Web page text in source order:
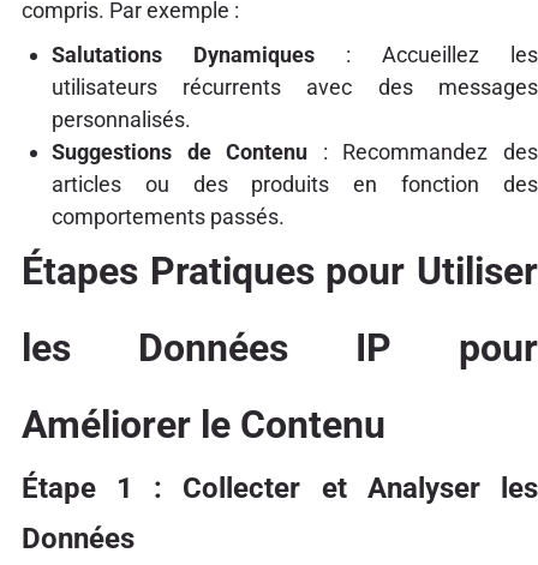
compris. Par exemple :
Salutations Dynamiques: Accueillez les
utilisateurs récurrents avec des messages
personnalisés.
Suggestions de Contenu : Recommandez des
articles ou des produits en fonction des
comportements passés.
Étapes Pratiques pour Utiliser
les Données IP pour
Améliorer le Contenu
Étape 1 : Collecter et Analyser les
Données